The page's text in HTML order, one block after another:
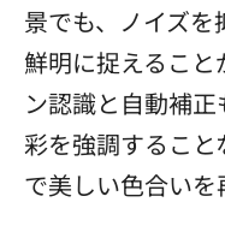
景でも、ノイズを
鮮明に捉えること
ン認識と自動補
彩を強調するこ
で美しい色合いを